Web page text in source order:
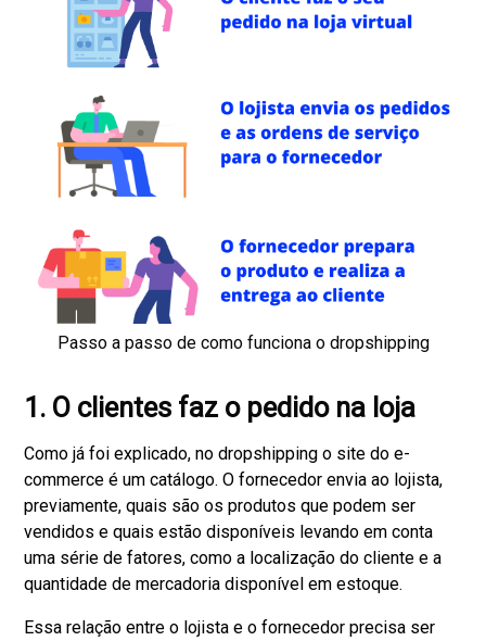
Passo a passo de como funciona o dropshipping
1. O clientes faz o pedido na loja
Como já foi explicado, no dropshipping o site do e-
commerce é um catálogo. O fornecedor envia ao lojista,
previamente, quais são os produtos que podem ser
vendidos e quais estão disponíveis levando em conta
uma série de fatores, como a localização do cliente e a
quantidade de mercadoria disponível em estoque.
Essa relação entre o lojista e o fornecedor precisa ser